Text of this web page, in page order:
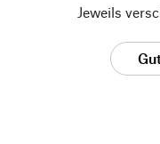
Jeweils